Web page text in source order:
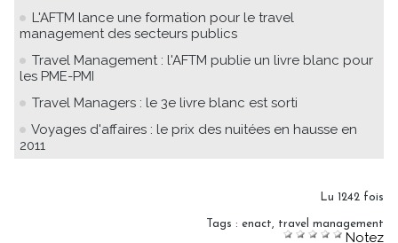
L'AFTM lance une formation pour le travel
management des secteurs publics
Travel Management : l'AFTM publie un livre blanc pour
les PME-PMI
Travel Managers : le 3e livre blanc est sorti
Voyages d'affaires : le prix des nuitées en hausse en
2011
Lu 1242 fois
Tags : enact travel management
Notez